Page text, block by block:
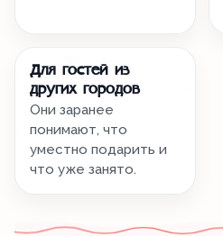
Для гостей из
других городов
Они заранее
понимают, что
уместно подарить и
что уже занято.